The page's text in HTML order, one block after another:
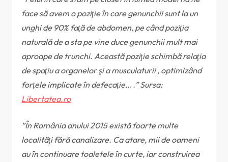
face să avem o poziţie în care genunchii sunt la un
unghi de 90% faţă de abdomen, pe când poziţia
naturală de a sta pe vine duce genunchii mult mai
aproape de trunchi. Această poziţie schimbă relaţia
de spaţiu a organelor şi a musculaturii , optimizând
forţele implicate în defecaţie… .” Sursa:
Libertatea.ro
”În România anului 2015 există foarte multe
localităţi fără canalizare. Ca atare, mii de oameni
au în continuare toaletele în curte, iar construirea